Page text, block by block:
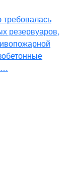
требовалась
резервуаров,